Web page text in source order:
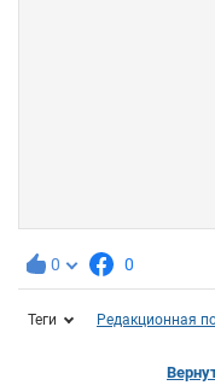
0 0
Теги Редакционная